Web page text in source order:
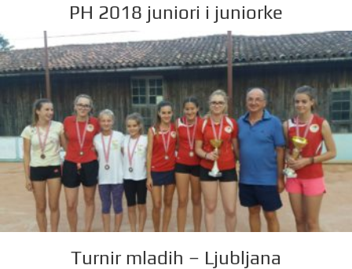
PH 2018 juniori i juniorke
Turnir mladih – Ljubljana